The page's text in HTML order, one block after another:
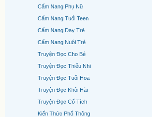
Cẩm Nang Phụ Nữ
Cẩm Nang Tuổi Teen
Cẩm Nang Dạy Trẻ
Cẩm Nang Nuôi Trẻ
Truyện Đọc Cho Bé
Truyện Đọc Thiếu Nhi
Truyện Đọc Tuổi Hoa
Truyện Đọc Khôi Hài
Truyện Đọc Cổ Tích
Kiến Thức Phổ Thông